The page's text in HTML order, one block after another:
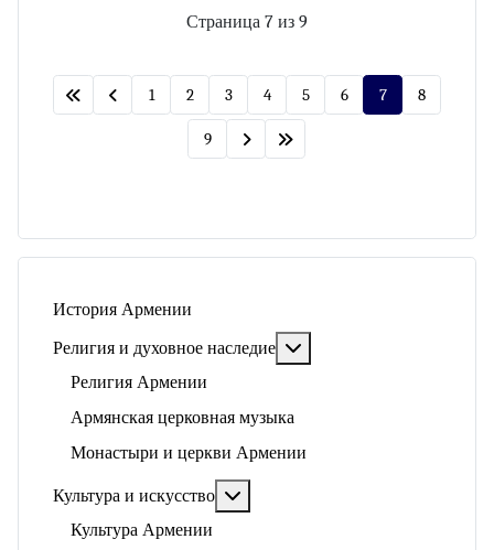
История Армении
Религия и духовное наследие
Религия Армении
Армянская церковная музыка
Монастыри и церкви Армении
Культура и искусство
Культура Армении
ее колониальных окраин в водоворот
капиталистических производственных
Страница 7 из 9
1 2 3 4 5 6 7 8
9